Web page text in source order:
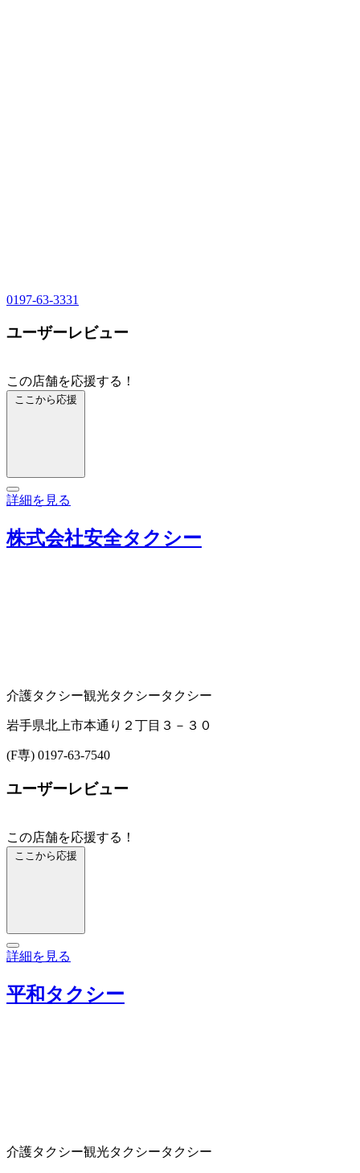
0197-63-3331
ユーザーレビュー
この店舗を応援する！
ここから応援
詳細を見る
株式会社安全タクシー
介護タクシー観光タクシータクシー
岩手県北上市本通り２丁目３－３０
(F専) 0197-63-7540
ユーザーレビュー
この店舗を応援する！
ここから応援
詳細を見る
平和タクシー
介護タクシー観光タクシータクシー